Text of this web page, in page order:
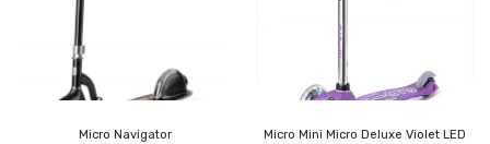
Micro Navigator Micro Mini Micro Deluxe Violet LED